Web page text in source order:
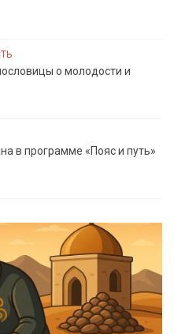
о молодости и
в программе «Пояс и путь»